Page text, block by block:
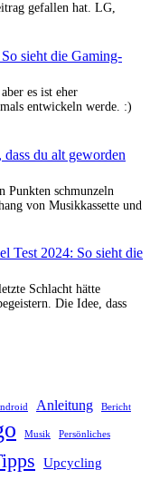
gefallen hat. LG,
sieht die Gaming-
es ist eher
entwickeln werde. :)
du alt geworden
Punkten schmunzeln
von Musikkassette und
Test 2024: So sieht die
Schlacht hätte
Die Idee, dass
Anleitung Bericht
Musik Persönliches
Upcycling